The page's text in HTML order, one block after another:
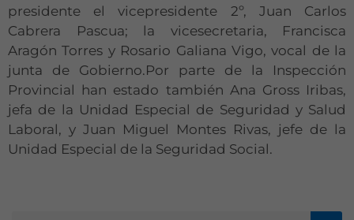
presidente el vicepresidente 2º, Juan Carlos
Cabrera Pascua; la vicesecretaria, Francisca
Aragón Torres y Rosario Galiana Vigo, vocal de la
junta de Gobierno.Por parte de la Inspección
Provincial han estado también Ana Gross Iribas,
jefa de la Unidad Especial de Seguridad y Salud
Laboral, y Juan Miguel Montes Rivas, jefe de la
Unidad Especial de la Seguridad Social.